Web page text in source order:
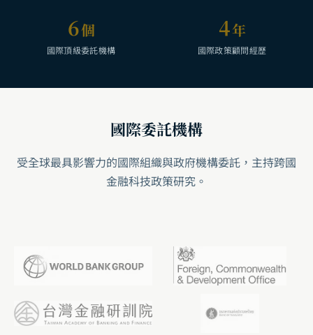
6個
國際頂級委託機構
4年
國際政策顧問經歷
國際委託機構
受全球最具影響力的國際組織與政府機構委託，主持跨國
金融科技政策研究。